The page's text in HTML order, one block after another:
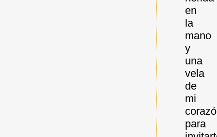
en
la
mano
y
una
vela
de
mi
para